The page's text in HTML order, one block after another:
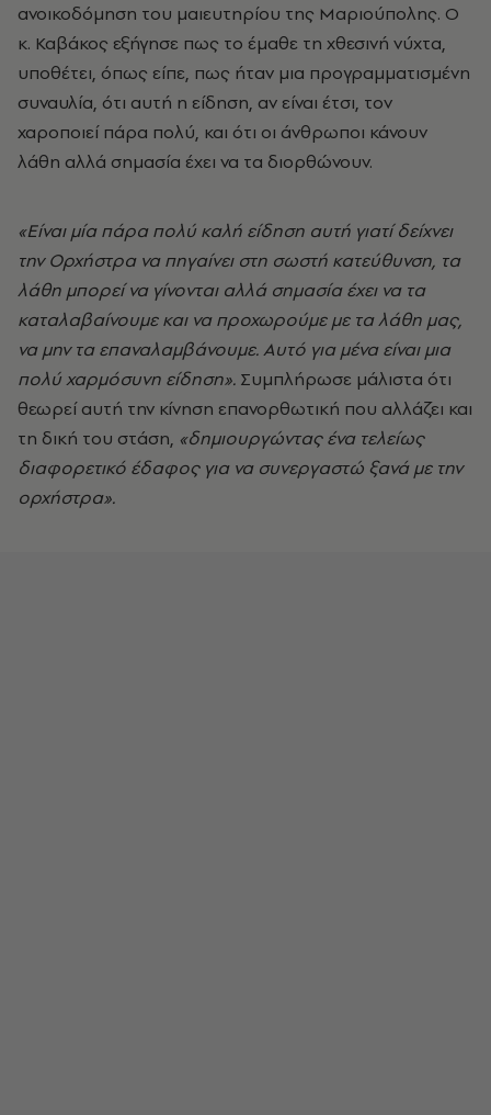
ανοικοδόμηση του μαιευτηρίου της Μαριούπολης. Ο
κ. Καβάκος εξήγησε πως το έμαθε τη χθεσινή νύχτα,
υποθέτει, όπως είπε, πως ήταν μια προγραμματισμένη
συναυλία, ότι αυτή η είδηση, αν είναι έτσι, τον
χαροποιεί πάρα πολύ, και ότι οι άνθρωποι κάνουν
λάθη αλλά σημασία έχει να τα διορθώνουν.
«Είναι μία πάρα πολύ καλή είδηση αυτή γιατί δείχνει
την Ορχήστρα να πηγαίνει στη σωστή κατεύθυνση, τα
λάθη μπορεί να γίνονται αλλά σημασία έχει να τα
καταλαβαίνουμε και να προχωρούμε με τα λάθη μας,
να μην τα επαναλαμβάνουμε. Αυτό για μένα είναι μια
πολύ χαρμόσυνη είδηση». Συμπλήρωσε μάλιστα ότι
θεωρεί αυτή την κίνηση επανορθωτική που αλλάζει και
τη δική του στάση, «δημιουργώντας ένα τελείως
διαφορετικό έδαφος για να συνεργαστώ ξανά με την
ορχήστρα».